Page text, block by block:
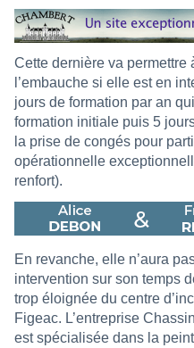
Cette dernière va
l’embauche si elle est en
jours de formation par an
formation initiale puis 5
la prise de congés pour
opérationnelle
renfort).
En revanche, elle n’aura
intervention sur son temps
trop éloignée du centre
Figeac. L’entreprise
est spécialisée dans la